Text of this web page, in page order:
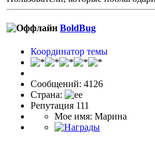
BoldBug
Координатор темы
Сообщений: 4126
Страна:
Репутация 111
Мое имя: Марина